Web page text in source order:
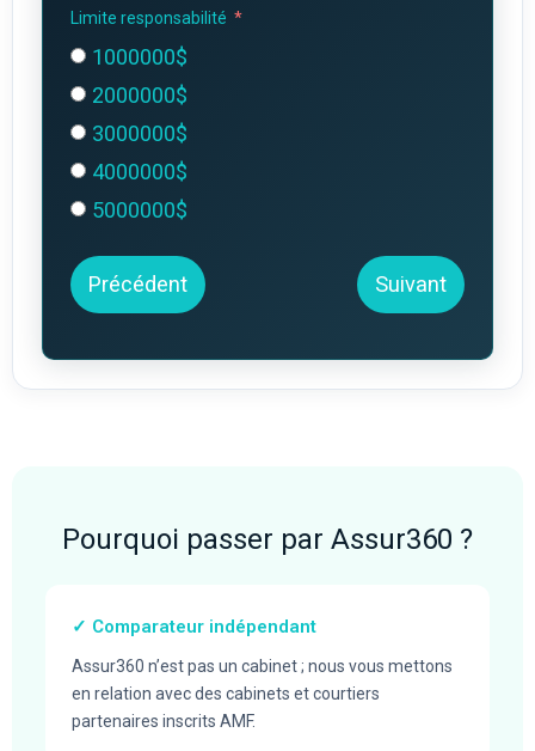
Limite responsabilité
1000000$
2000000$
3000000$
4000000$
5000000$
Précédent Suivant
Pourquoi passer par Assur360 ?
✓ Comparateur indépendant
Assur360 n’est pas un cabinet ; nous vous mettons
en relation avec des cabinets et courtiers
partenaires inscrits AMF.